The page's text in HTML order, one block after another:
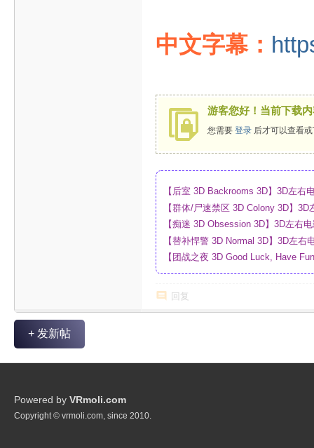
中文字幕：
游客您好！当前下载
您需要 登录 后才可以查看
【后室 3D Backrooms 3D】3D左右
【群体/尸速禁区 3D Colony 3D】
_网盘
【痴迷 3D Obsession 3D】3D左右
【替补悍警 3D Normal 3D】3D左
【团战之夜 3D Good Luck, Have
回复
+ 发新帖
Powered by VRmoli.com
Copyright © vrmoli.com, since 2010.